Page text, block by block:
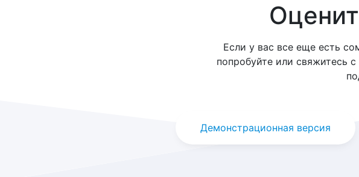
Если у вас все еще есть
попробуйте или свяжитесь
Демонстрационная версия